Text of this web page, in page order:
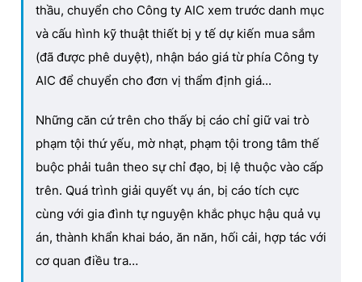
thầu, chuyển cho Công ty AIC xem trước danh mục
và cấu hình kỹ thuật thiết bị y tế dự kiến mua sắm
(đã được phê duyệt), nhận báo giá từ phía Công ty
AIC để chuyển cho đơn vị thẩm định giá...
Những căn cứ trên cho thấy bị cáo chỉ giữ vai trò
phạm tội thứ yếu, mờ nhạt, phạm tội trong tâm thế
buộc phải tuân theo sự chỉ đạo, bị lệ thuộc vào cấp
trên. Quá trình giải quyết vụ án, bị cáo tích cực
cùng với gia đình tự nguyện khắc phục hậu quả vụ
án, thành khẩn khai báo, ăn năn, hối cải, hợp tác với
cơ quan điều tra…